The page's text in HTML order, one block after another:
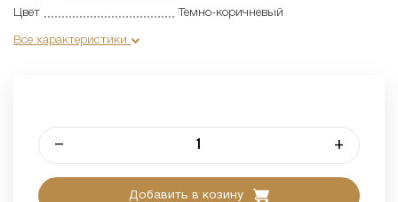
Цвет
Темно-коричневый
Все характеристики
– +
Добавить в козину